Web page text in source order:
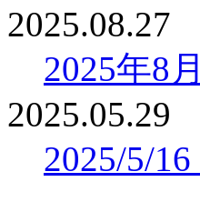
2025.08.27
2025年8
2025.05.29
2025/5/